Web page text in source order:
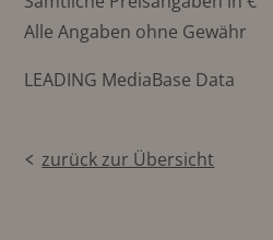
Alle Angaben ohne Gewähr
LEADING MediaBase Data
zurück zur Übersicht